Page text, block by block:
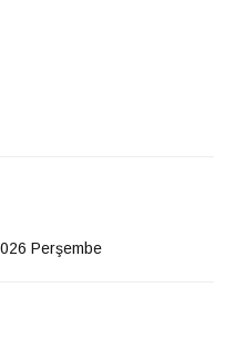
Perşembe